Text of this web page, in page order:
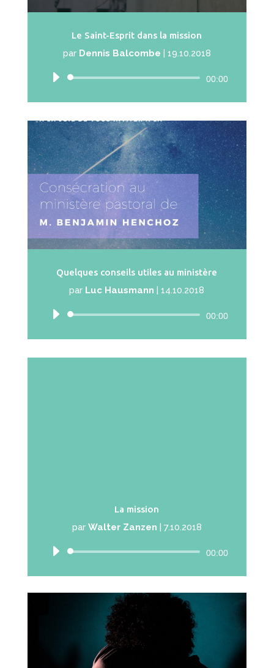
Le Saint-Esprit dans la mission
par Dennis Balcombe | 19.10.2018
Lecteur
00:00
Quelques conseils utiles au ministère
par Luc Hausmann |14.10.2018
Lecteur
00:00
La mission
par Walter Zanzen | 7.10.2018
Lecteur
00:00